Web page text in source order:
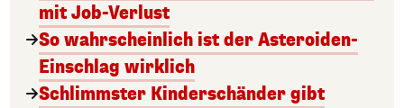
mit Job-Verlust
So wahrscheinlich ist der Asteroiden-
Einschlag wirklich
Schlimmster Kinderschänder gibt